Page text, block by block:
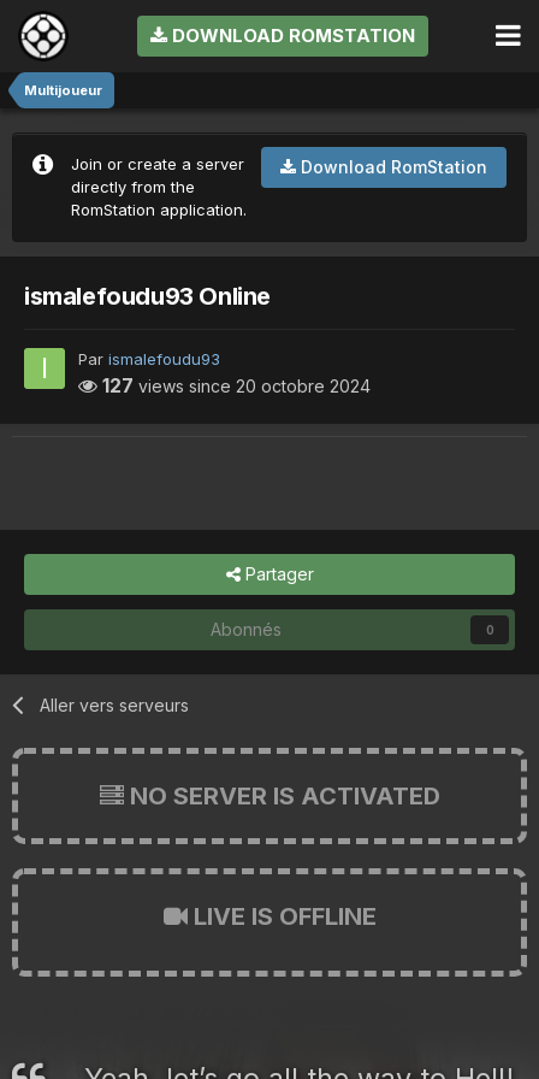
DOWNLOAD ROMSTATION
Multijoueur
Download RomStation
Join or create a server
directly from the
RomStation application.
ismalefoudu93 Online
Par ismalefoudu93
127 views since 20 octobre 2024
Partager
Abonnés 0
Aller vers serveurs
NO SERVER IS ACTIVATED
LIVE IS OFFLINE